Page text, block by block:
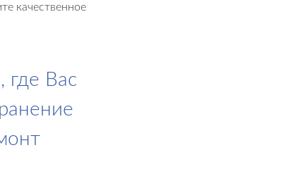
качественное
где Вас